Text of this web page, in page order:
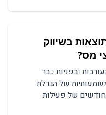
בשיווק
מס?
ובפניות כבר
של הגדלת
בסיס הלקוחות נראות תוך 2-3 חודשים של פעילות